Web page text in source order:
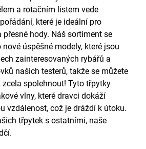
a rotačním listem vede
které je ideální pro
přesné hody. Náš sortiment se
úspěšné modely, které jsou
zainteresovaných rybářů a
našich testerů, takže se můžete
spolehnout! Tyto třpytky
vlny, které dravci dokáží
vzdálenost, což je dráždí k útoku.
třpytek s ostatními, naše